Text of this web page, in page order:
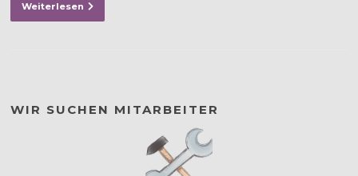
Weiterlesen
WIR SUCHEN MITARBEITER